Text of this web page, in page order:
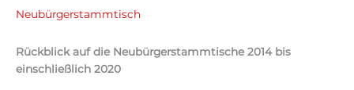
Neubürgerstammtisch
Rückblick auf die Neubürgerstammtische 2014 bis
einschließlich 2020